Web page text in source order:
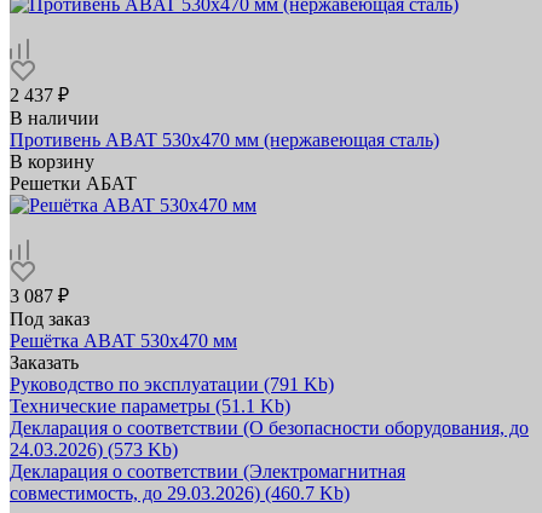
2 437 ₽
В наличии
Противень ABAT 530x470 мм (нержавеющая сталь)
В корзину
Решетки АБАТ
3 087 ₽
Под заказ
Решётка ABAT 530х470 мм
Заказать
Руководство по эксплуатации (791 Kb)
Технические параметры (51.1 Kb)
Декларация о соответствии (О безопасности оборудования, до
24.03.2026) (573 Kb)
Декларация о соответствии (Электромагнитная
совместимость, до 29.03.2026) (460.7 Kb)